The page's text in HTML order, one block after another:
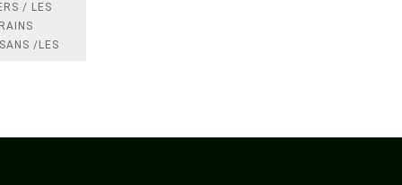
/ LES
/LES